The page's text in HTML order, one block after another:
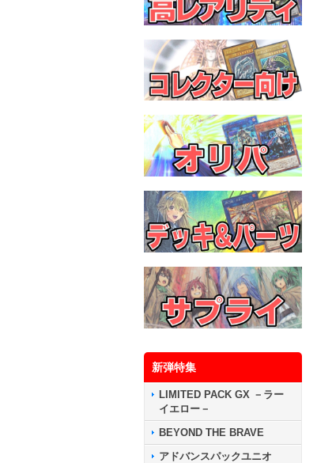
新弾特集
LIMITED PACK GX －ラー
イエロー－
BEYOND THE BRAVE
アドバンスパックユニオ